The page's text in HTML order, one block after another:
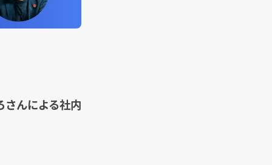
さんによる社内